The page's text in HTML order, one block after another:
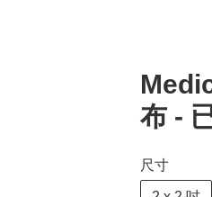
布 -
尺寸